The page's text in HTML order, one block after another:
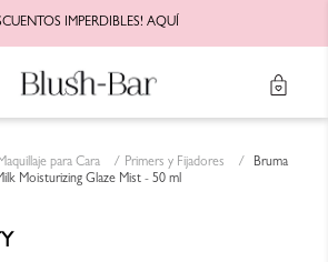
IMPERDIBLES! AQUÍ
para Cara Primers y Fijadores
Bruma
Moisturizing Glaze Mist - 50 ml